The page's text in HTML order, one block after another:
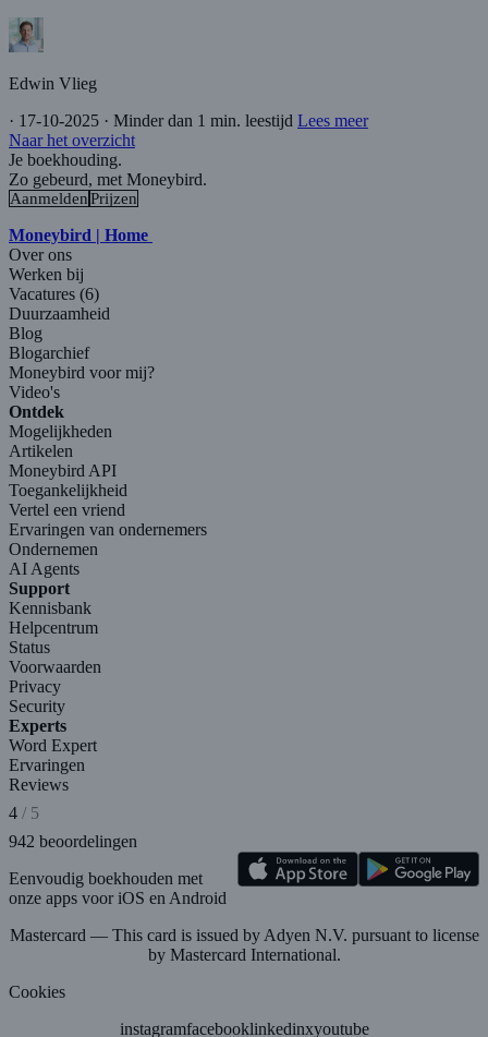
Edwin Vlieg
· 17-10-2025 · Minder dan 1 min. leestijd Lees meer
Naar het overzicht